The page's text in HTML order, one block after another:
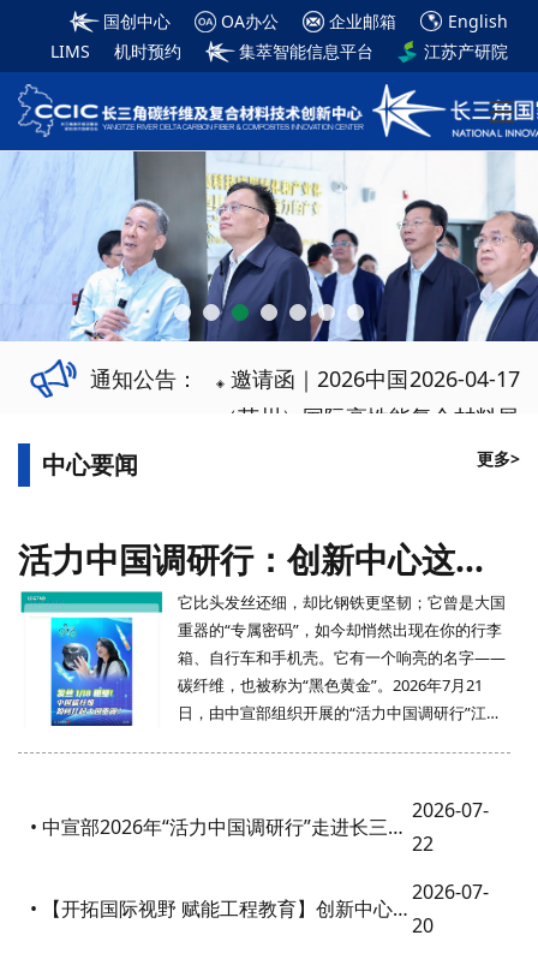
English
企业邮箱
OA办公
国创中心
江苏产研院
集萃智能信息平台
机时预约
LIMS
通知公告： 2026-04-17
◈ 邀请函｜2026中国
（苏州）国际高性能复合材料展
更多>
中心要闻
活力中国调研行：创新中心这样“出圈”
它比头发丝还细，却比钢铁更坚韧；它曾是大国
重器的“专属密码”，如今却悄然出现在你的行李
箱、自行车和手机壳。它有一个响亮的名字——
碳纤维，也被称为“黑色黄金”。2026年7月21
日，由中宣部组织开展的“活力中国调研行”江苏
• 中宣部2026年“活力中国调研行”走进长三角碳纤维及复合材料技术创新中心
2026-07-
22
• 【开拓国际视野 赋能工程教育】创新中心举办暑期国际学术沙龙
2026-07-
20